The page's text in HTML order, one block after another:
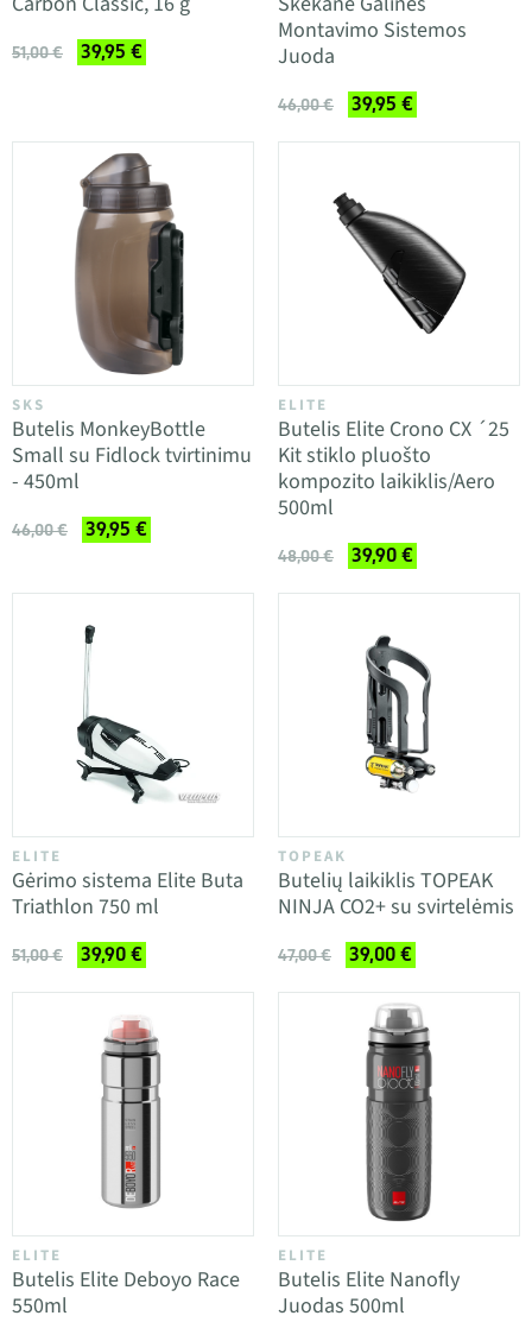
51,00 € 39,95 €
Montavimo Sistemos
Juoda
46,00 € 39,95 €
SKS
Butelis MonkeyBottle
Small su Fidlock tvirtinimu
- 450ml
46,00 € 39,95 €
ELITE
Butelis Elite Crono CX ´25
Kit stiklo pluošto
kompozito laikiklis/Aero
500ml
48,00 € 39,90 €
ELITE
Gėrimo sistema Elite Buta
Triathlon 750 ml
51,00 € 39,90 €
TOPEAK
Butelių laikiklis TOPEAK
NINJA CO2+ su svirtelėmis
47,00 € 39,00 €
ELITE
Butelis Elite Deboyo Race
550ml
ELITE
Butelis Elite Nanofly
Juodas 500ml